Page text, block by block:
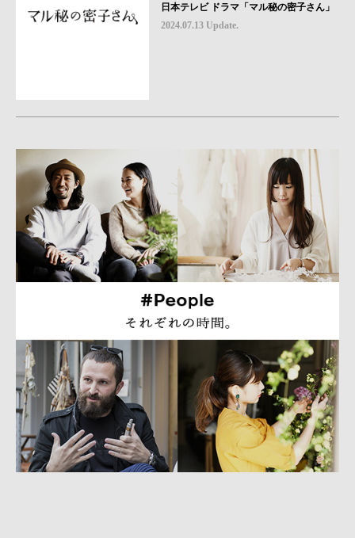
日本テレビ ドラマ「マル秘の密子さん」
2024.07.13 Update.